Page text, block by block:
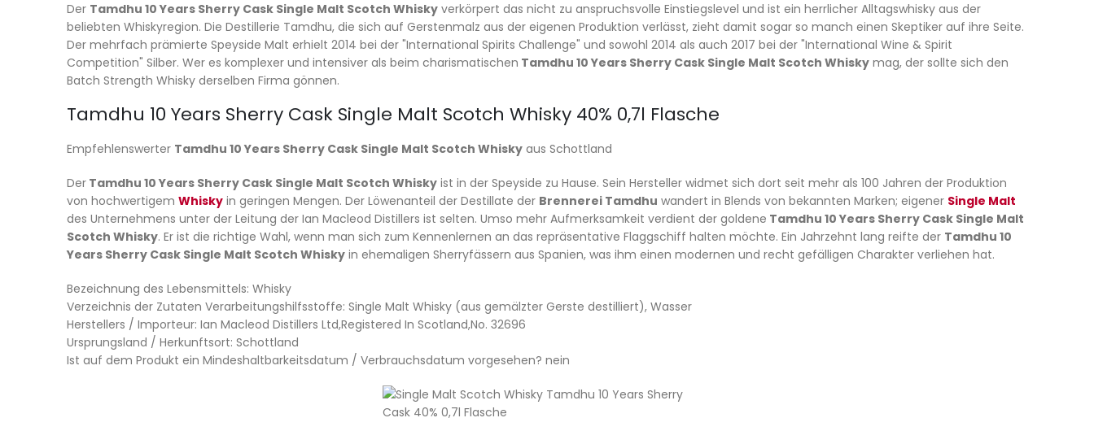
Der Tamdhu 10 Years Sherry Cask Single Malt Scotch Whisky verkörpert das nicht zu anspruchsvolle Einstiegslevel und ist ein herrlicher Alltagswhisky aus der
beliebten Whiskyregion. Die Destillerie Tamdhu, die sich auf Gerstenmalz aus der eigenen Produktion verlässt, zieht damit sogar so manch einen Skeptiker auf ihre Seite.
Der mehrfach prämierte Speyside Malt erhielt 2014 bei der "International Spirits Challenge" und sowohl 2014 als auch 2017 bei der "International Wine & Spirit
Competition" Silber. Wer es komplexer und intensiver als beim charismatischen Tamdhu 10 Years Sherry Cask Single Malt Scotch Whisky mag, der sollte sich den
Batch Strength Whisky derselben Firma gönnen.
Tamdhu 10 Years Sherry Cask Single Malt Scotch Whisky 40% 0,7l Flasche
Empfehlenswerter Tamdhu 10 Years Sherry Cask Single Malt Scotch Whisky aus Schottland
Der Tamdhu 10 Years Sherry Cask Single Malt Scotch Whisky ist in der Speyside zu Hause. Sein Hersteller widmet sich dort seit mehr als 100 Jahren der Produktion
von hochwertigem Whisky in geringen Mengen. Der Löwenanteil der Destillate der Brennerei Tamdhu wandert in Blends von bekannten Marken; eigener Single Malt
des Unternehmens unter der Leitung der Ian Macleod Distillers ist selten. Umso mehr Aufmerksamkeit verdient der goldene Tamdhu 10 Years Sherry Cask Single Malt
Scotch Whisky. Er ist die richtige Wahl, wenn man sich zum Kennenlernen an das repräsentative Flaggschiff halten möchte. Ein Jahrzehnt lang reifte der Tamdhu 10
Years Sherry Cask Single Malt Scotch Whisky in ehemaligen Sherryfässern aus Spanien, was ihm einen modernen und recht gefälligen Charakter verliehen hat.
Bezeichnung des Lebensmittels: Whisky
Verzeichnis der Zutaten Verarbeitungshilfsstoffe: Single Malt Whisky (aus gemälzter Gerste destilliert), Wasser
Herstellers / Importeur: Ian Macleod Distillers Ltd,Registered In Scotland,No. 32696
Ursprungsland / Herkunftsort: Schottland
Ist auf dem Produkt ein Mindeshaltbarkeitsdatum / Verbrauchsdatum vorgesehen? nein